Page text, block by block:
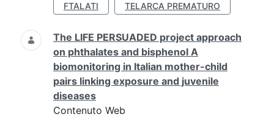
FTALATI
TELARCA PREMATURO
The LIFE PERSUADED project approach
on phthalates and bisphenol A
biomonitoring in Italian mother-child
pairs linking exposure and juvenile
diseases
Contenuto Web